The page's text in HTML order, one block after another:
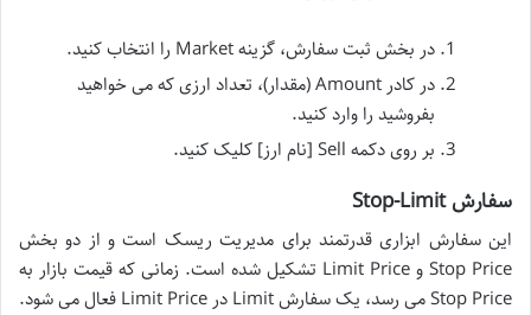
در بخش ثبت سفارش، گزینه Market را انتخاب کنید.
در کادر Amount (مقدار)، تعداد ارزی که می خواهید
بفروشید را وارد کنید.
بر روی دکمه Sell [نام ارز] کلیک کنید.
سفارش Stop-Limit
این سفارش ابزاری قدرتمند برای مدیریت ریسک است و از دو بخش
Stop Price و Limit Price تشکیل شده است. زمانی که قیمت بازار به
Stop Price می رسد، یک سفارش Limit در Limit Price فعال می شود.